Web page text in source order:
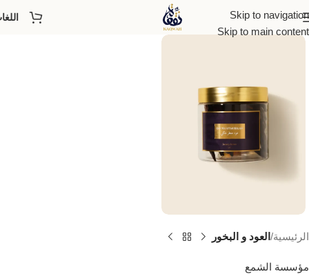
Skip to navigation
Skip to main content
الرئيسية العود و البخور
مؤسسة الشمع